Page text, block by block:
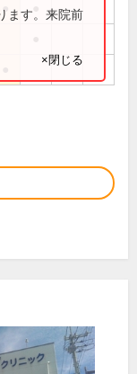
●ます。来院前
×閉じる